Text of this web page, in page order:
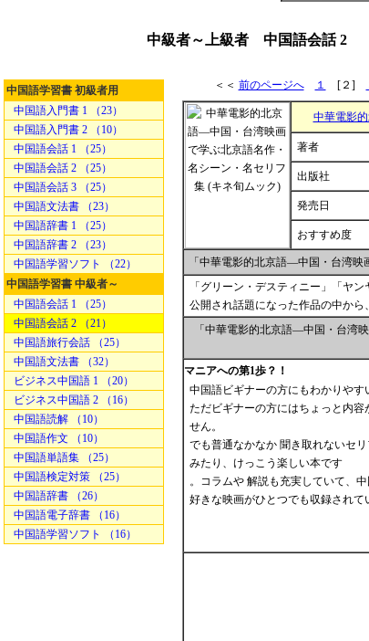
中級者～上級者 中国語会話 2
中国語学習書 初級者用
中国語入門書 1 （23）
中国語入門書 2 （10）
中国語会話 1 （25）
中国語会話 2 （25）
中国語会話 3 （25）
中国語文法書 （23）
中国語辞書 1 （25）
中国語辞書 2 （23）
中国語学習ソフト （22）
中国語学習書 中級者～
中国語会話 1 （25）
中国語会話 2 （21）
中国語旅行会話 （25）
中国語文法書 （32）
ビジネス中国語 1 （20）
ビジネス中国語 2 （16）
中国語読解 （10）
中国語作文 （10）
中国語単語集 （25）
中国語検定対策 （25）
中国語辞書 （26）
中国語電子辞書 （16）
中国語学習ソフト （16）
＜＜ 前のページへ １ [２]
中華電影
著者
出版社
発売日
おすすめ度
「中華電影的北京語―中国・台湾
「グリーン・デスティニー」「ヤ
公開され話題になった作品の中から
「中華電影的北京語―中国・台湾
マニアへの第1歩？！
中国語ビギナーの方にもわかりやす
ただビギナーの方にはちょっと内
せん。
でも普通なかなか 聞き取れないセ
みたり、けっこう楽しい本です
。コラムや 解説も充実していて、
好きな映画がひとつでも収録され